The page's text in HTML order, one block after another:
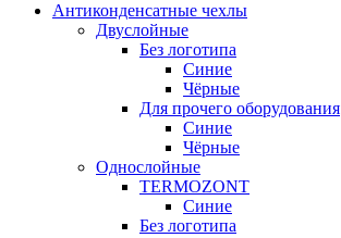
Антиконденсатные чехлы
Двуслойные
Без логотипа
Синие
Чёрные
Для прочего оборудования
Синие
Чёрные
Однослойные
TERMOZONT
Синие
Без логотипа